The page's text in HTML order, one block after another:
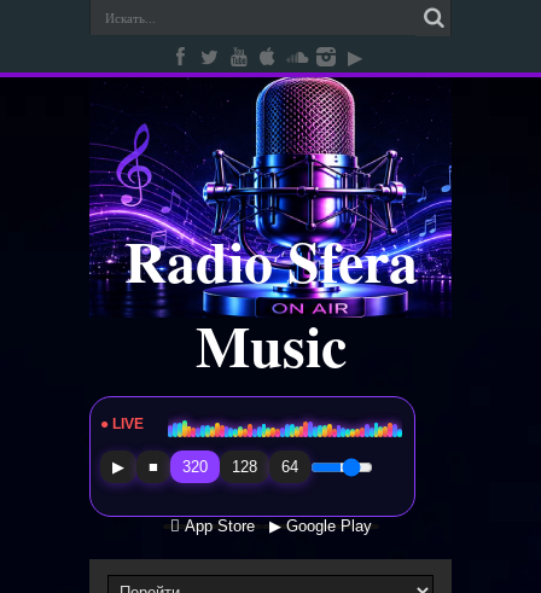
Radio Sfera
Music
● LIVE Radio Sfera Music
▶ ■ 320 128 64
 App Store ▶ Google Play